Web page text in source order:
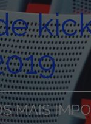
MAIS